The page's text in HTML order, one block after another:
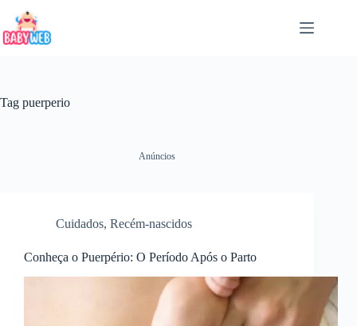
para
o
conteúdo
Tag puerperio
Anúncios
Cuidados, Recém-nascidos
Conheça o Puerpério: O Período Após o Parto